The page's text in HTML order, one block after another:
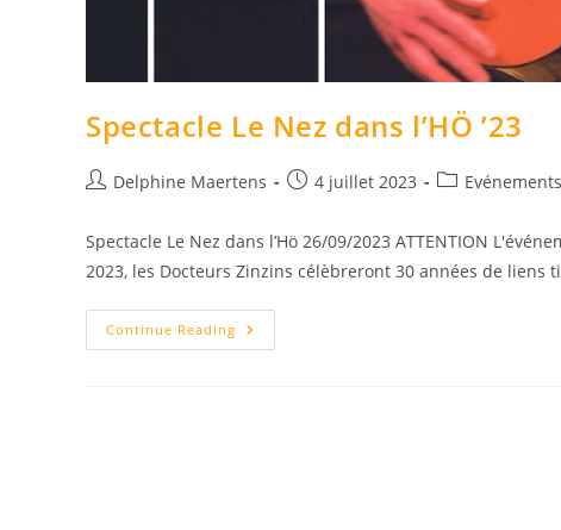
Spectacle Le Nez dans l’HÖ ’23
Delphine Maertens 4 juillet 2023 Evénements
Spectacle Le Nez dans l’Hö 26/09/2023 ATTENTION
2023, les Docteurs Zinzins célèbreront 30 années de liens
Continue Reading